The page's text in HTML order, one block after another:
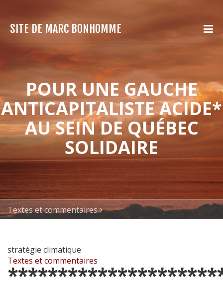
SITE DE MARC BONHOMME
POUR UNE GAUCHE
ANTICAPITALISTE ACIDE*
AU SEIN DE QUÉBEC
SOLIDAIRE
Textes et commentaires
stratégie climatique
Textes et commentaires